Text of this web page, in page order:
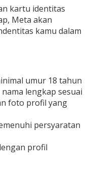
kartu identitas
Meta akan
kamu dalam
umur 18 tahun
lengkap sesuai
foto profil yang
persyaratan
profil